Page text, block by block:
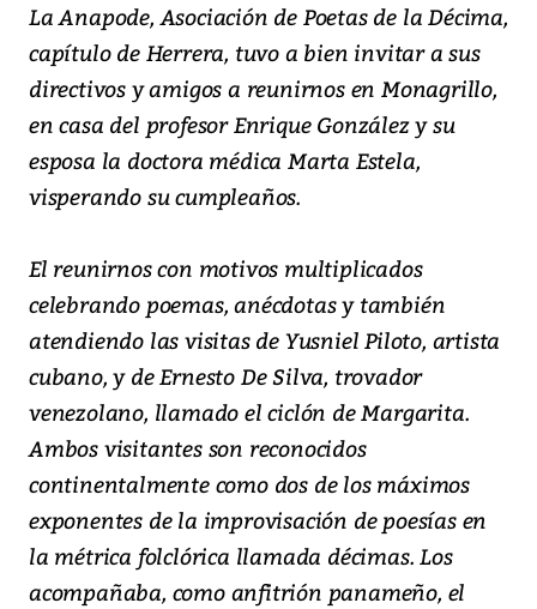
La Anapode, Asociación de Poetas de la Décima,
capítulo de Herrera, tuvo a bien invitar a sus
directivos y amigos a reunirnos en Monagrillo,
en casa del profesor Enrique González y su
esposa la doctora médica Marta Estela,
visperando su cumpleaños.
El reunirnos con motivos multiplicados
celebrando poemas, anécdotas y también
atendiendo las visitas de Yusniel Piloto, artista
cubano, y de Ernesto De Silva, trovador
venezolano, llamado el ciclón de Margarita.
Ambos visitantes son reconocidos
continentalmente como dos de los máximos
exponentes de la improvisación de poesías en
la métrica folclórica llamada décimas. Los
acompañaba, como anfitrión panameño, el